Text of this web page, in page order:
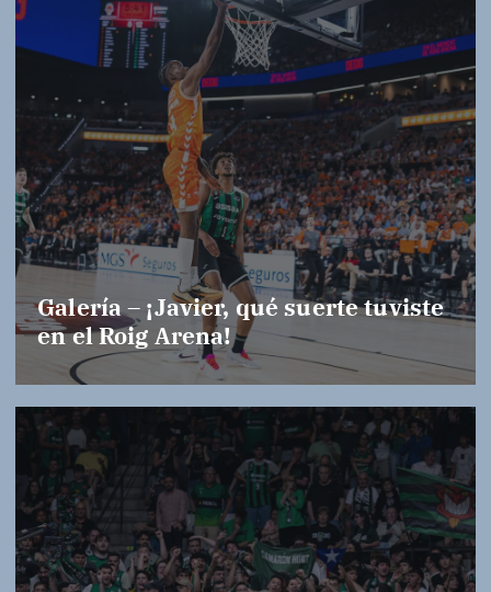
Galería – ¡Javier, qué suerte tuviste
en el Roig Arena!